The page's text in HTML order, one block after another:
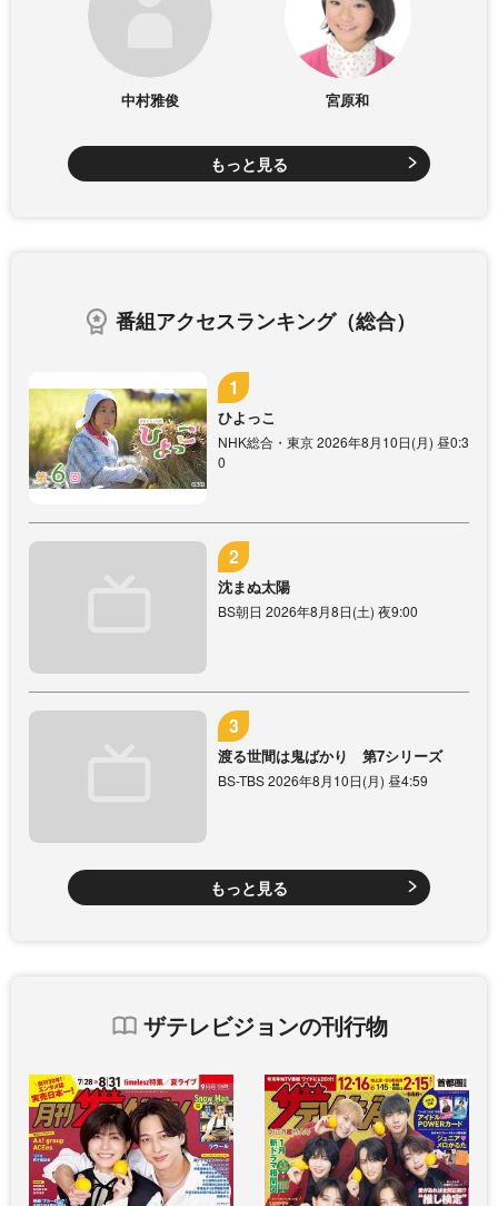
中村雅俊 宮原和
もっと見る
番組アクセスランキング（総合）
ひよっこ
NHK総合・東京 2026年8月10日(月) 昼0:3
0
沈まぬ太陽
BS朝日 2026年8月8日(土) 夜9:00
渡る世間は鬼ばかり 第7シリーズ
BS-TBS 2026年8月10日(月) 昼4:59
もっと見る
ザテレビジョンの刊行物